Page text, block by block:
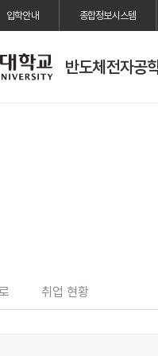
입학안내 종합정보시스템
반도체전자공
취업 현황